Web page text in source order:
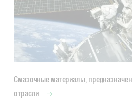
Смазочные материалы,
отрасли